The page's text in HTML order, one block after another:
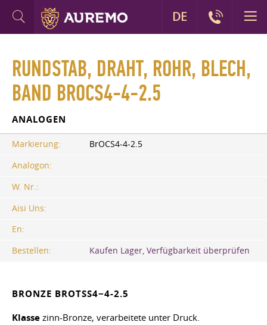
RUNDSTAB, DRAHT, ROHR, BLECH,
BAND BROCS4-4-2.5
ANALOGEN
Markierung:
BrOCS4-4-2.5
Analogon:
W. Nr.:
Aisi Uns:
En:
Bestellen:
Kaufen Lager, Verfügbarkeit überprüfen
BRONZE BROTSS4−4-2.5
Klasse zinn-Bronze, verarbeitete unter Druck.
DE